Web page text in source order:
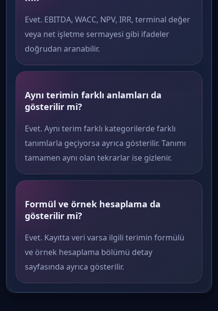
Evet. EBITDA, WACC, NPV, IRR, terminal değer
veya net işletme sermayesi gibi ifadeler
doğrudan aranabilir.
Aynı terimin farklı anlamları da
gösterilir mi?
Evet. Aynı terim farklı kategorilerde farklı
tanımlarla geçiyorsa ayrıca gösterilir. Tanımı
tamamen aynı olan tekrarlar ise gizlenir.
Formül ve örnek hesaplama da
gösterilir mi?
Evet. Kayıtta veri varsa ilgili terimin formülü
ve örnek hesaplama bölümü detay
sayfasında ayrıca gösterilir.